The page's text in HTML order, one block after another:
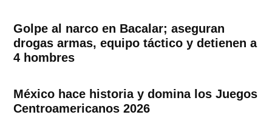
Golpe al narco en Bacalar; aseguran
drogas armas, equipo táctico y detienen a
4 hombres
México hace historia y domina los Juegos
Centroamericanos 2026